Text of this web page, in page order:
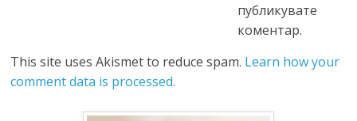
публикувате
коментар.
This site uses Akismet to reduce spam. Learn how your
comment data is processed.